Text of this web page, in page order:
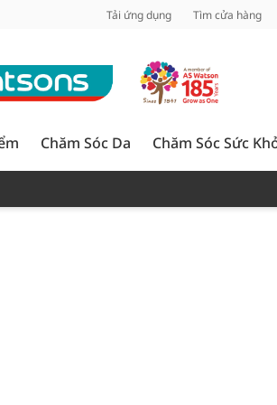
Tải ứng dụng Tìm cửa hàng
Chăm Sóc Da Chăm Sóc Sức